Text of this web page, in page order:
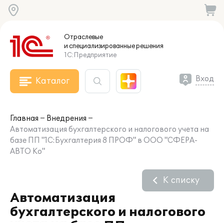
Отраслевые
и специализированныерешения
1С:Предприятие
Каталог Вход
Главная
Внедрения
Автоматизация бухгалтерского и налогового учета на
базе ПП "1С:Бухгалтерия 8 ПРОФ" в ООО "СФЕРА-
АВТО Ко"
Автоматизация
бухгалтерского и налогового
К списку